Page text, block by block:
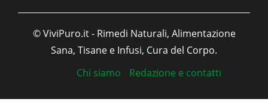
© ViviPuro.it - Rimedi Naturali, Alimentazione
Sana, Tisane e Infusi, Cura del Corpo.
Chi siamo
Redazione e contatti